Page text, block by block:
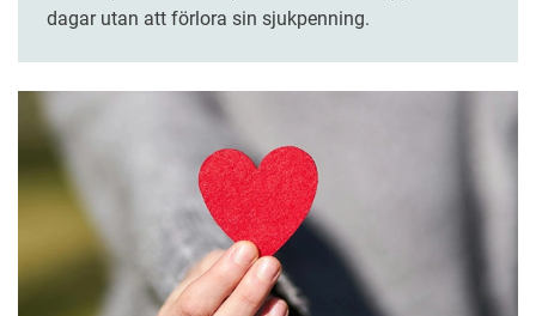
dagar utan att förlora sin sjukpenning.